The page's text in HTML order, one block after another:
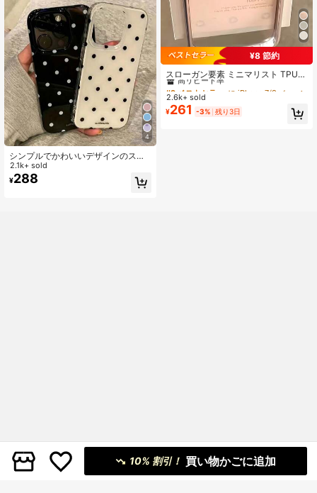
落下防止, XS, XR, 7/8P, 7/8G ES2 対
応
4
シンプルでかわいいデザインのスタ
イリッシュなスマホケース、黒と白
の水玉模様、11から17シリーズ対
応、Pro Maxバージョンを含む。(ス
2.1k+ sold
¥288
¥8 節約
スローガン要素 ミニマリスト TPU
耐衝撃 透明 1個 メッキ フルカバー
スマホケース Apple 17, 16, 15, 14, 1
3, 12, 11 Pro Max Air 対応 春 誕生日
プレゼント 記念日 パーティー
#9 ベストセラー
高リピート率
#9 ベストセラー
高リピート率
#9 ベストセラー
高リピート率
#9 ベストセラー
に iPhone 7/8 ベーシックなスマホケース
2.6k+ sold
¥261 -3% 残り3日
10% 割引！ 買い物かごに追加